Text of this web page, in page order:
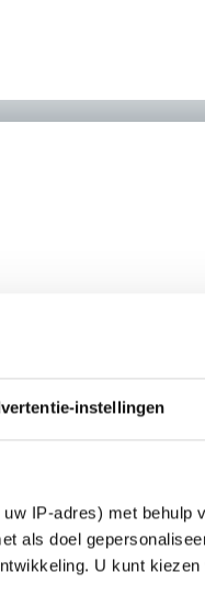
instellingen
IP-adres) met behulp
als doel
U kunt
voor "de computer". Ik vond 't
ik kan niet zomaar één